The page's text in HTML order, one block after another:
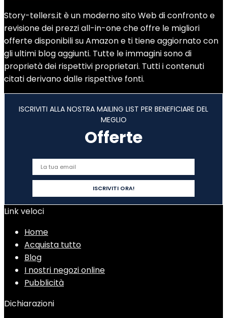
Story-tellers.it è un moderno sito Web di confronto e
revisione dei prezzi all-in-one che offre le migliori
offerte disponibili su Amazon e ti tiene aggiornato con
gli ultimi blog aggiunti. Tutte le immagini sono di
proprietà dei rispettivi proprietari. Tutti i contenuti
citati derivano dalle rispettive fonti.
ISCRIVITI ALLA NOSTRA MAILING LIST PER BENEFICIARE DEL
MEGLIO
Offerte
Link veloci
Home
Acquista tutto
Blog
I nostri negozi online
Pubblicità
Dichiarazioni